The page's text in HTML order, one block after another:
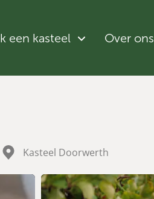
een kasteel Over ons
Kasteel Doorwerth